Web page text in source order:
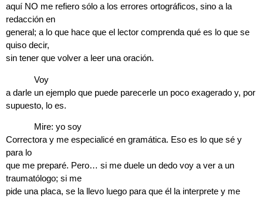
aquí NO me refiero sólo a los errores ortográficos, sino a la
redacción en
general; a lo que hace que el lector comprenda qué es lo que se
quiso decir,
sin tener que volver a leer una oración.
Voy
a darle un ejemplo que puede parecerle un poco exagerado y, por
supuesto, lo es.
Mire: yo soy
Correctora y me especialicé en gramática. Eso es lo que sé y
para lo
que me preparé. Pero… si me duele un dedo voy a ver a un
traumatólogo; si me
pide una placa, se la llevo luego para que él la interprete y me